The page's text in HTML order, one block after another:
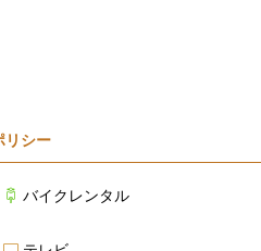
リシー
バイクレンタル